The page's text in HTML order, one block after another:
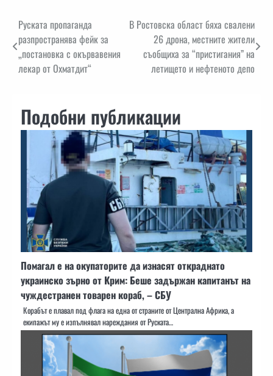
Навигация
Руската пропаганда
разпространява фейк за
„постановка с окървавения
лекар от Охматдит“
В Ростовска област бяха свалени
26 дрона, местните жители
съобщиха за “пристигания” на
летището и нефтеното депо
Подобни публикации
Помагал е на окупаторите да изнасят откраднато
украинско зърно от Крим: Беше задържан капитанът на
чуждестранен товарен кораб, – СБУ
Корабът е плавал под флага на една от страните от Централна Африка, а
екипажът му е изпълнявал нареждания от Руската…